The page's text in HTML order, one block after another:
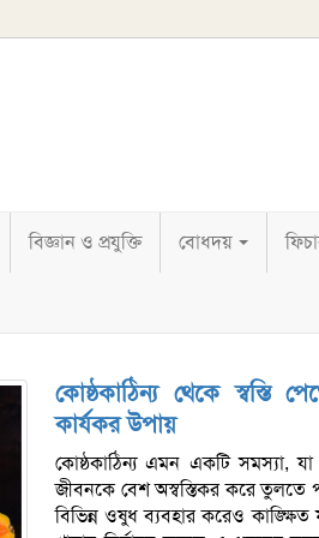
বিজ্ঞান ও প্রযুক্তি বোধদয়
কোষ্ঠকাঠিন্য থেকে স্বস্তি
কার্যকর উপায়
কোষ্ঠকাঠিন্য এমন একটি সমস্যা,
জীবনকে বেশ অস্বস্তিকর করে তুলতে
বিভিন্ন ওষুধ ব্যবহার করেও